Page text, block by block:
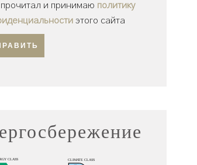
и принимаю политику
этого сайта